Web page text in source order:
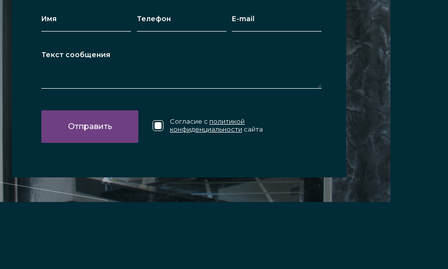
Согласие с политикой
конфиденциальности сайта